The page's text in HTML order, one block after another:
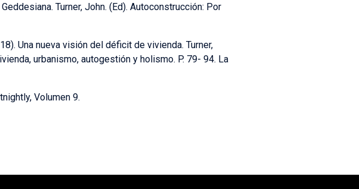
Turner, John. (Ed). Autoconstrucción: Por
Una nueva visión del déficit de vivienda. Turner,
urbanismo, autogestión y holismo. P. 79- 94. La
Volumen 9.